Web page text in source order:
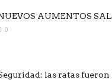
AUMENTOS
0
las ratas fueron